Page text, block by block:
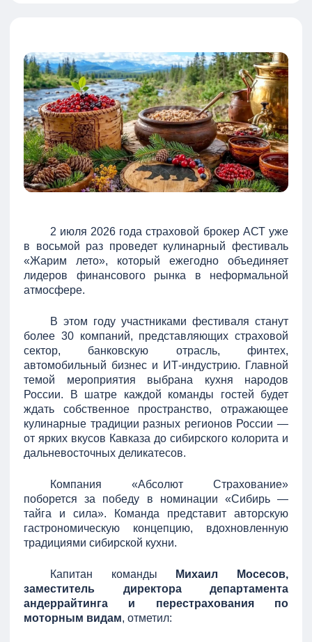
2 июля 2026 года страховой брокер АСТ уже
в восьмой раз проведет кулинарный фестиваль
«Жарим лето», который ежегодно объединяет
лидеров финансового рынка в неформальной
атмосфере.
В этом году участниками фестиваля станут
более 30 компаний, представляющих страховой
сектор, банковскую отрасль, финтех,
автомобильный бизнес и ИТ-индустрию. Главной
темой мероприятия выбрана кухня народов
России. В шатре каждой команды гостей будет
ждать собственное пространство, отражающее
кулинарные традиции разных регионов России —
от ярких вкусов Кавказа до сибирского колорита и
дальневосточных деликатесов.
Компания «Абсолют Страхование»
поборется за победу в номинации «Сибирь —
тайга и сила». Команда представит авторскую
гастрономическую концепцию, вдохновленную
традициями сибирской кухни.
Капитан команды
Михаил Мосесов,
заместитель директора департамента
андеррайтинга и перестрахования по
моторным видам, отметил: